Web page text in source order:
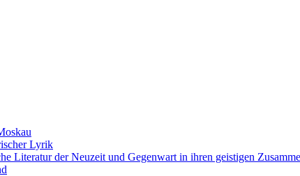
Lyrik
Literatur der Neuzeit und Gegenwart in ihren geistigen